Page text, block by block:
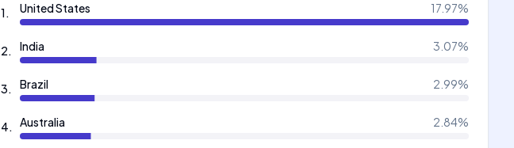
1. United States 17.97%
2. India 3.07%
3. Brazil 2.99%
4. Australia 2.84%